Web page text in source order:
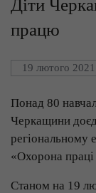
Діти
працю
19 лютого 2021
Понад 80
Черкащини
регіональному
«Охорона
Станом на 19